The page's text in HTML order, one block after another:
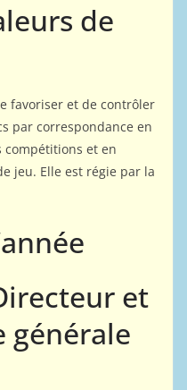
de
favoriser et de contrôler
par correspondance en
compétitions et en
jeu. Elle est régie par la
et
générale